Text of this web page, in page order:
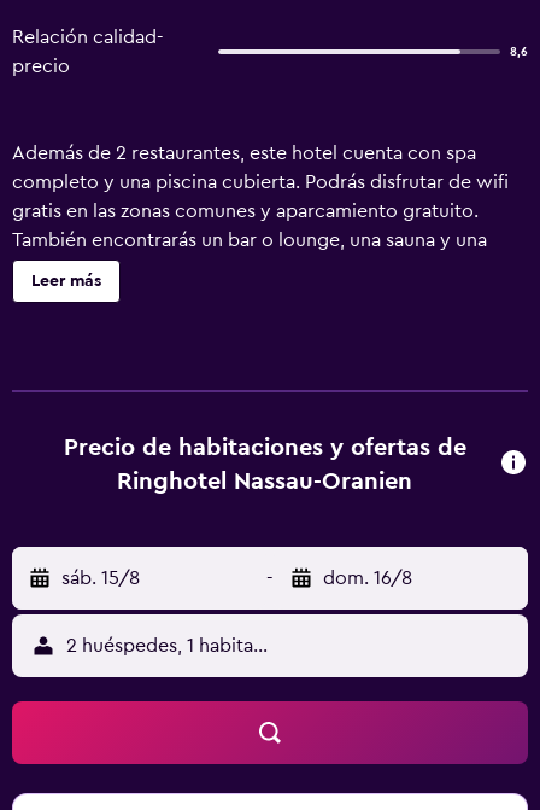
Relación calidad-
precio
8,6
Además de 2 restaurantes, este hotel cuenta con spa
completo y una piscina cubierta. Podrás disfrutar de wifi
gratis en las zonas comunes y aparcamiento gratuito.
También encontrarás un bar o lounge, una sauna y una
bañera de hidromasaje. Ringhotel Nassau-Oranien ofrece
60 alojamientos con minibar y caja fuerte. Las camas están
secador de pelo. Los huéspedes pueden navegar por la
web gracias a nuestro acceso a Internet wifi gratis. Los
ventilador portátil y cortinas opacas. Es posible solicitar
juegos de cama hipoalergénicos y tabla de planchar con
plancha. Se ofrece servicio de limpieza todos los días. En
el alojamiento hay piscina cubierta y bañera de
hidromasaje. Otros servicios de ocio y esparcimiento
incluyen sauna. Se pueden practicar las actividades de
ocio y esparcimiento que se indican más abajo en las
instalaciones o cerca del alojamiento (es posible que se
aplique un recargo).
Leer más
Precio de habitaciones y ofertas de
Ringhotel Nassau-Oranien
sáb. 15/8 - dom. 16/8
2 huéspedes, 1 habitación